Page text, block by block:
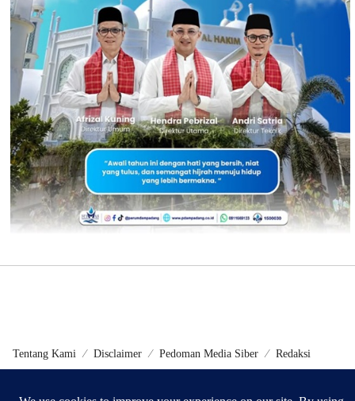
Tentang Kami Disclaimer Pedoman Media Siber Redaksi